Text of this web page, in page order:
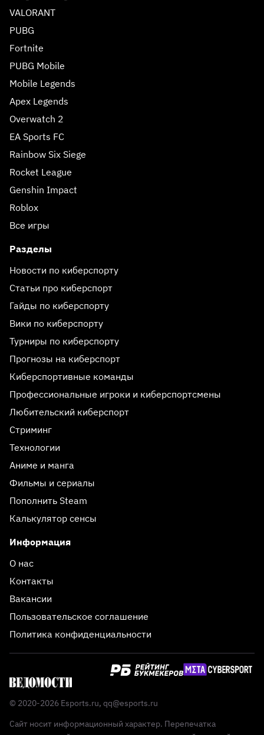
VALORANT
PUBG
Fortnite
PUBG Mobile
Mobile Legends
Apex Legends
Overwatch 2
EA Sports FC
Rainbow Six Siege
Rocket League
Genshin Impact
Roblox
Все игры
Разделы
Новости по киберспорту
Статьи про киберспорт
Гайды по киберспорту
Вики по киберспорту
Турниры по киберспорту
Прогнозы на киберспорт
Киберспортивные команды
Профессиональные игроки и киберспортсмены
Любительский киберспорт
Стриминг
Технологии
Аниме и манга
Фильмы и сериалы
Пополнить Steam
Калькулятор сенсы
Информация
О нас
Контакты
Вакансии
Пользовательское соглашение
Политика конфиденциальности
© 2020-2026 Esports.ru, qq@esports.ru
Сайт носит информационный характер. Перепечатка